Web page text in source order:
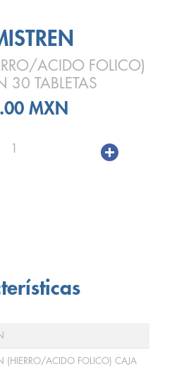
ACIDO FOLICO)
30 TABLETAS
MXN
1
(HIERRO/ACIDO FOLICO) CAJA